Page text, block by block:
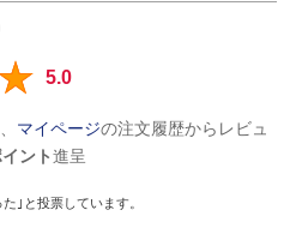
5.0
マイページの注文履歴からレビュ
ント進呈
｣と投票しています。